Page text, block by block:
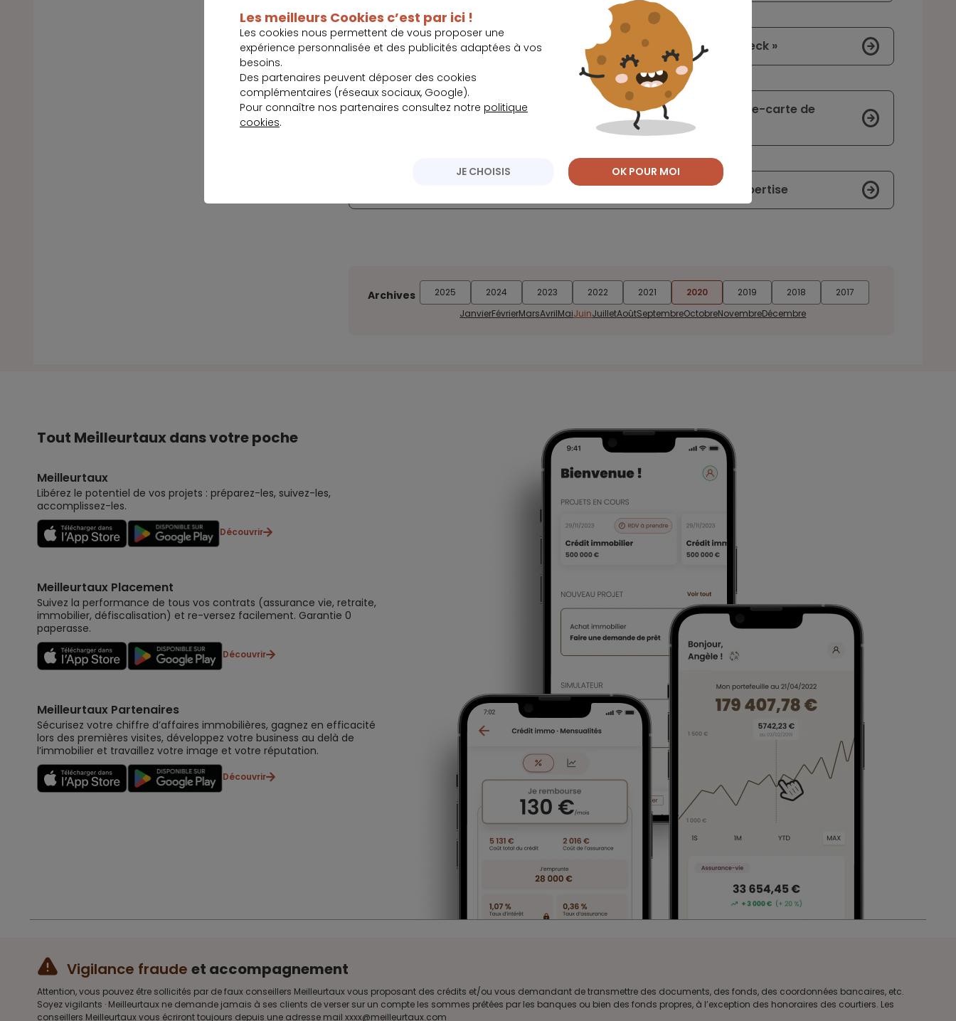
États-Unis : un regrettable malentendu concernant le « Stimulus check »
Boursorama anticipe les besoins de ses nouveaux clients avec son e-carte de
Le géant de la technologie sud-coréenne élargit son domaine d’expertise
Archives 2025 2024 2023 2022 2021 2020 2019 2018
2017
JanvierFévrierMarsAvrilMaiJuinJuilletAoûtSeptembreOctobreNovembreDécembre
Tout Meilleurtaux dans votre poche
Meilleurtaux
Libérez le potentiel de vos projets : préparez-les, suivez-les,
accomplissez-les.
Découvrir
Meilleurtaux Placement
Suivez la performance de tous vos contrats (assurance vie, retraite,
immobilier, défiscalisation) et re-versez facilement. Garantie 0
paperasse.
Découvrir
Meilleurtaux Partenaires
Sécurisez votre chiffre d’affaires immobilières, gagnez en efficacité
lors des premières visites, développez votre business au delà de
l’immobilier et travaillez votre image et votre réputation.
Découvrir
Vigilance fraude et accompagnement
Attention, vous pouvez être sollicités par de faux conseillers Meilleurtaux vous proposant des crédits et/ou vous demandant de transmettre des documents, des fonds, des coordonnées bancaires, etc.
Soyez vigilants · Meilleurtaux ne demande jamais à ses clients de verser sur un compte les sommes prêtées par les banques ou bien des fonds propres, à l’exception des honoraires des courtiers. Les
conseillers Meilleurtaux vous écriront toujours depuis une adresse mail xxxx@meilleurtaux.com
Les meilleurs Cookies c’est par ici !
Les cookies nous permettent de vous proposer une
expérience personnalisée et des publicités adaptées à vos
besoins.
Des partenaires peuvent déposer des cookies
complémentaires (réseaux sociaux, Google).
Pour connaître nos partenaires consultez notre politique
cookies.
JE CHOISIS OK POUR MOI